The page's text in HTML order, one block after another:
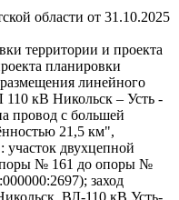
области от 31.10.2025
территории и проекта
планировки
линейного
кВ Никольск – Усть -
провод с большей
21,5 км",
двухцепной
№ 161 до опоры №
заход
ВЛ-110 кВ Усть-